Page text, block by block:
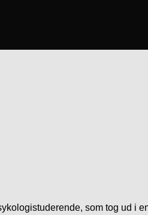
som tog ud i